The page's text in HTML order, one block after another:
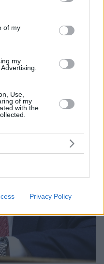
its third-party tags to
purposes in below Google
of my
my
Use,
of my
with the
Privacy Policy
την ανασφάλεια και
εγκυρότητα των